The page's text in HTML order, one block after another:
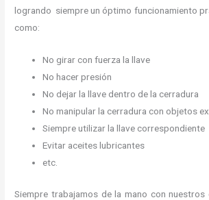
logrando siempre un óptimo funcionamiento
como:
No girar con fuerza la llave
No hacer presión
No dejar la llave dentro de la cerradura
No manipular la cerradura con objetos
Siempre utilizar la llave correspondiente
Evitar aceites lubricantes
etc.
Siempre trabajamos de la mano con nuestros